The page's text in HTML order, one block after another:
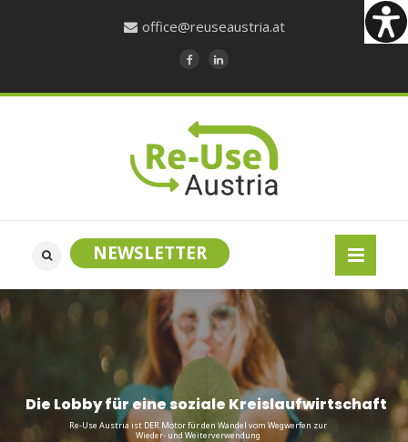
office@reuseaustria.at
NEWSLETTER
Die Lobby für eine soziale Kreislaufwirtschaft
Re-Use Austria ist DER Motor für den Wandel vom Wegwerfen zur
Wieder- und Weiterverwendung